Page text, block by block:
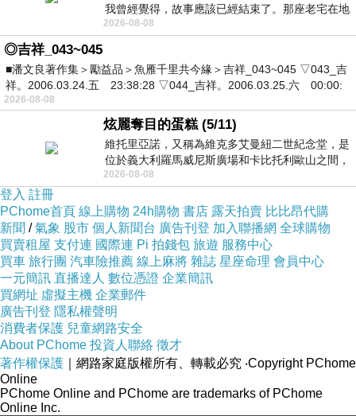
我曾經覺得，故事應該已經結束了。那座老宅在地
震中倒塌，七個人終於離開那片黑暗，
2026-08-08
◎吉祥_043~045
■潘文良著作集＞勵益品＞魚雁千里共今緣＞吉祥_043~045 ▽043_吉
祥。2006.03.24.五 23:38:28 ▽044_吉祥。2006.03.25.六 00:00:
2026-08-08
炫麗奪目的蛋糕 (5/11)
維托里亞諾，又稱為維克多艾曼紐二世紀念堂，是
位於義大利羅馬威尼斯廣場和卡比托利歐山之間，
用以紀念統一義大利統一後的的第一位國
2026-08-08
登入 註冊
PChome首頁 線上購物 24h購物 書店 露天拍賣 比比昂代購
新聞 /氣象 股市 個人新聞台 廣告刊登 加入聯播網 全球購物
買賣租屋 支付連 國際連 Pi 拍錢包 旅遊 服務中心
買車 旅行團 汽車險推薦 線上麻將 雜誌 星座命理 會員中心
一元簡訊 直播達人 數位憑證 企業簡訊
買網址 虛擬主機 企業郵件
廣告刊登 隱私權聲明
消費者保護 兒童網路安全
About PChome 投資人聯絡 徵才
著作權保護 ｜網路家庭版權所有、轉載必究 ‧Copyright PChome
Online
PChome Online and PChome are trademarks of PChome
Online Inc.